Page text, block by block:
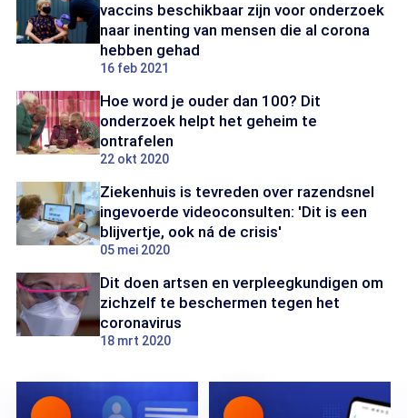
vaccins beschikbaar zijn voor onderzoek
naar inenting van mensen die al corona
hebben gehad
16 feb 2021
Hoe word je ouder dan 100? Dit
onderzoek helpt het geheim te
ontrafelen
22 okt 2020
Ziekenhuis is tevreden over razendsnel
ingevoerde videoconsulten: 'Dit is een
blijvertje, ook ná de crisis'
05 mei 2020
Dit doen artsen en verpleegkundigen om
zichzelf te beschermen tegen het
coronavirus
18 mrt 2020